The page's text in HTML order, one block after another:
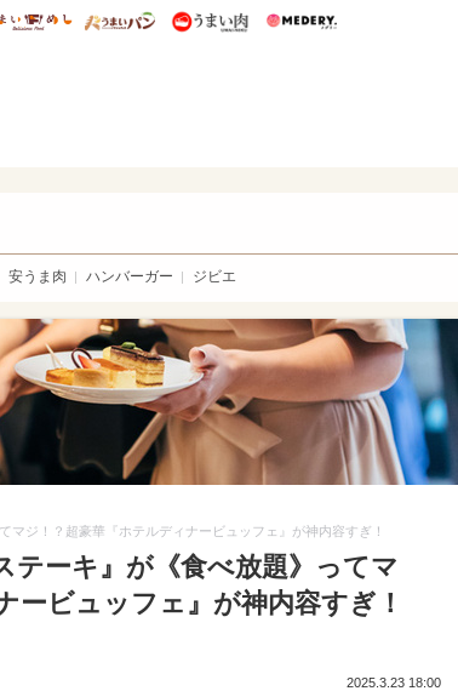
ディズニー特集
うまいめし うまいパン うまい肉
安うま肉 ハンバーガー ジビエ
マジ！？超豪華『ホテルディナービュッフェ』が神内容すぎ！
テーキ』が《食べ放題》ってマ
ービュッフェ』が神内容すぎ！
2025.3.23 18:00